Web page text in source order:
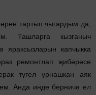
тартып чыгардым да,
Ташларга кызганыч
яраксызларын капчыкка
ремонтлап җибәрәсе
түгел урнашкан аяк
Анда инде берничә ел